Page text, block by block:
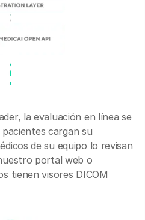
la evaluación en línea se
cargan su
de su equipo lo revisan
portal web o
tienen visores DICOM